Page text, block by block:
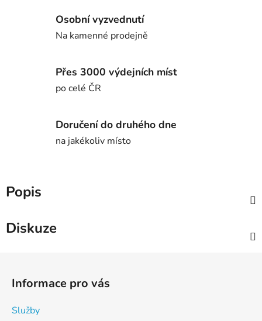
Osobní vyzvednutí
Na kamenné prodejně
Přes 3000 výdejních míst
po celé ČR
Doručení do druhého dne
na jakékoliv místo
Popis
Diskuze
Informace pro vás
Služby